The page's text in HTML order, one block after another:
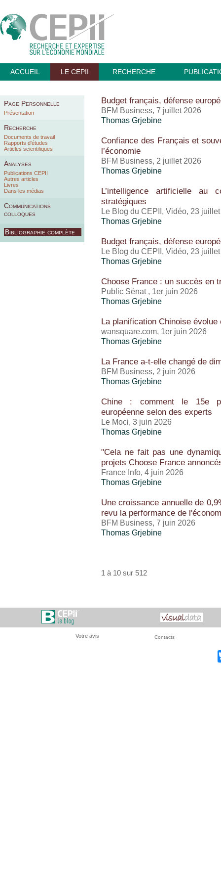
ACCUEIL LE CEPII RECHERCHE
Page Personnelle
Présentation
Recherche
Documents de travail
Rapports d'études
Articles scientifiques
Analyses
Publications CEPII
Autres articles
Livres
Dans les médias
Communications
colloques
Bibliographie complète
Budget français, défense
BFM Business, 7 juillet 2026
Thomas Grjebine
Confiance des Français et
l’économie
BFM Business, 2 juillet 2026
Thomas Grjebine
L’intelligence artificielle
stratégiques
Le Blog du CEPII, Vidéo, 23
Thomas Grjebine
Budget français, défense
Le Blog du CEPII, Vidéo, 23
Thomas Grjebine
Choose France : un succès en
Public Sénat , 1er juin 2026
Thomas Grjebine
La planification Chinoise évolue
wansquare.com, 1er juin 2026
Thomas Grjebine
La France a-t-elle changé de
BFM Business, 2 juin 2026
Thomas Grjebine
Chine : comment le 15e
européenne selon des experts
Le Moci, 3 juin 2026
Thomas Grjebine
"Cela ne fait pas une
projets Choose France
France Info, 4 juin 2026
Thomas Grjebine
Une croissance annuelle de
revu la performance de
BFM Business, 7 juin 2026
Thomas Grjebine
1 à 10 sur 512
Votre avis Contacts